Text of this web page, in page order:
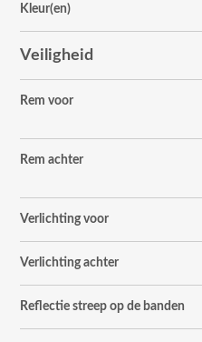
Kleur(en)
Veiligheid
Rem voor
Rem achter
Verlichting voor
Verlichting achter
Reflectie streep op de banden